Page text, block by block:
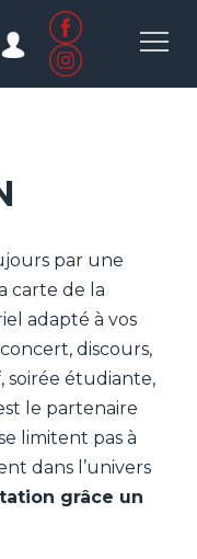
par une
carte de la
adapté à vos
discours,
soirée étudiante,
le partenaire
limitent pas à
dans l’univers
grâce un